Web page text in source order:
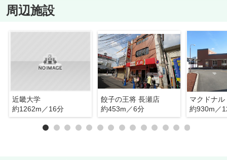
周辺施設
近畿大学
約1262m／16分
餃子の王将 長瀬店
約453m／6分
約930m／